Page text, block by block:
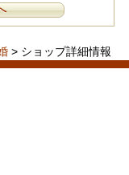
> ショップ詳細情報